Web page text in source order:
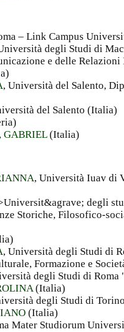
– Link Campus
degli Studi di
e delle
, Università del Salento,
del Salento (Italia)
GABRIEL(Italia)
, Università Iuav di
degli
Storiche, Filosofico-
, Università degli Studi di
Formazione e
degli Studi di
(Italia)
degli Studi di
(Italia)
Mater Studiorum